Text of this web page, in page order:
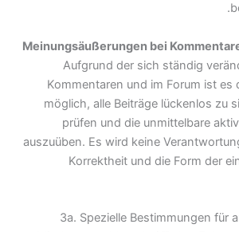
Aufgrund der sich ständig
Kommentaren und im Forum ist es
möglich, alle Beiträge lückenlos zu
prüfen und die unmittelbare
auszuüben. Es wird keine
Korrektheit und die Form der
3a. Spezielle Bestimmungen für